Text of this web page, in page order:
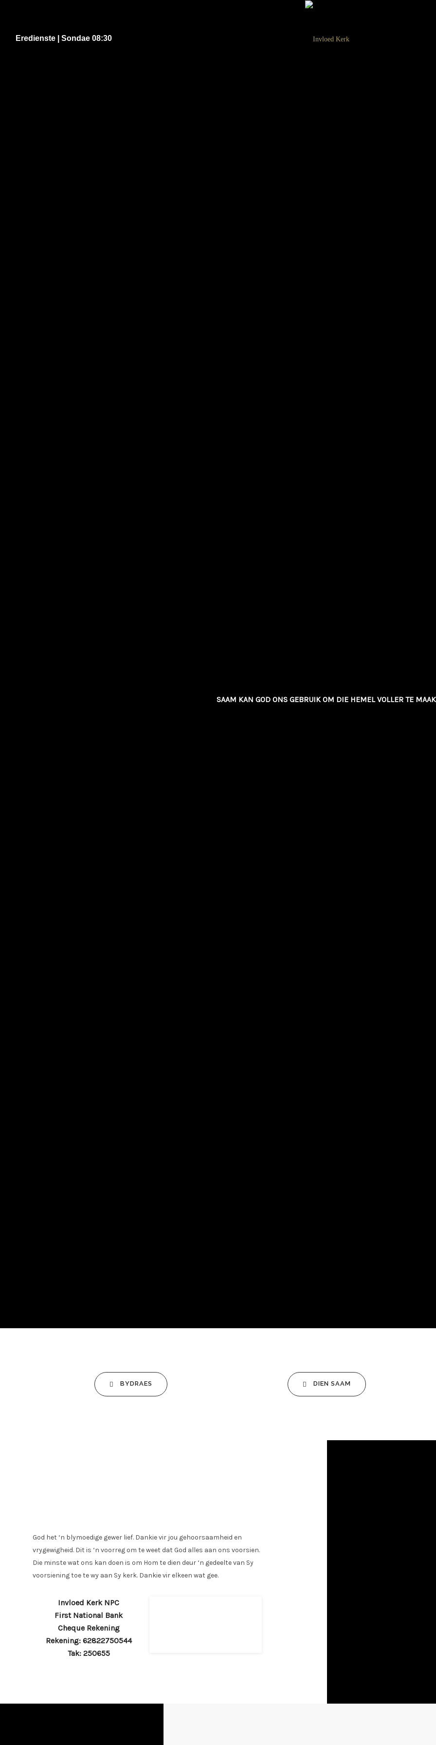
SAAM KAN GOD ONS GEBRUIK OM DIE HEMEL VOLLER TE
BYDRAES DIEN SAAM
God het ‘n blymoedige gewer lief. Dankie vir jou gehoorsaamheid en
vrygewigheid. Dit is ‘n voorreg om te weet dat God alles aan ons voorsien.
Die minste wat ons kan doen is om Hom te dien deur ‘n gedeelte van Sy
voorsiening toe te wy aan Sy kerk. Dankie vir elkeen wat gee.
Invloed Kerk NPC
First National Bank
Cheque Rekening
Rekening: 62822750544
Tak: 250655
Eredienste | Sondae 08:30